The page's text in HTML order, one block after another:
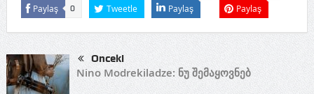
Paylaş 0 Tweetle Paylaş Paylaş
Önceki
Nino Modrekiladze: ნუ შემაყოვნებ